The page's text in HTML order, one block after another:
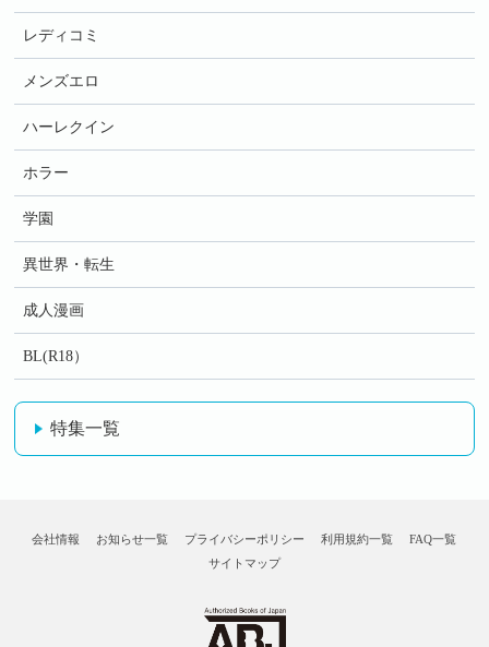
レディコミ
メンズエロ
ハーレクイン
ホラー
学園
異世界・転生
成人漫画
BL(R18）
特集一覧
会社情報 お知らせ一覧 プライバシーポリシー 利用規約一覧
FAQ一覧
サイトマップ